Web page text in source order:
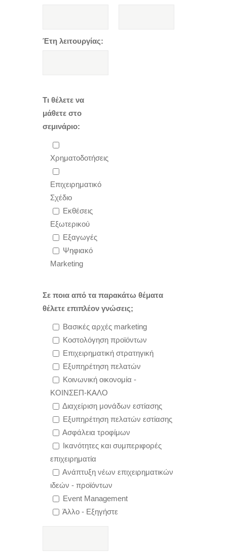
Έτη λειτουργίας:
Τι θέλετε να
μάθετε στο
σεμινάριο:
Χρηματοδοτήσεις
Επιχειρηματικό
Σχέδιο
Εκθέσεις
Εξωτερικού
Εξαγωγές
Ψηφιακό
Marketing
Σε ποια από τα παρακάτω θέματα
θέλετε επιπλέον γνώσεις;
Βασικές αρχές marketing
Κοστολόγηση προϊόντων
Επιχειρηματική στρατηγική
Εξυπηρέτηση πελατών
Κοινωνική οικονομία -
ΚΟΙΝΣΕΠ-ΚΑΛΟ
Διαχείριση μονάδων εστίασης
Εξυπηρέτηση πελατών εστίασης
Ασφάλεια τροφίμων
Ικανότητες και συμπεριφορές
επιχειρηματία
Ανάπτυξη νέων επιχειρηματικών
ιδεών - προϊόντων
Event Management
Άλλο - Εξηγήστε